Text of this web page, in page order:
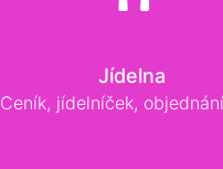
Jídelna
Ceník, jídelníček,